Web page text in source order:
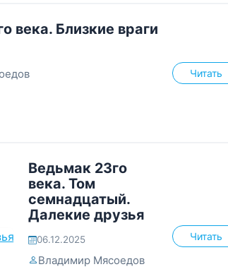
века. Близкие враги
Читать
Ведьмак 23го
века. Том
семнадцатый.
Далекие друзья
06.12.2025
Владимир Мясоедов
Читать